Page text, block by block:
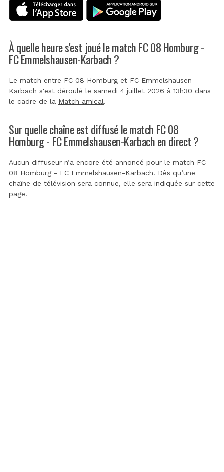
À quelle heure s'est joué le match FC 08 Homburg -
FC Emmelshausen-Karbach ?
Le match entre FC 08 Homburg et FC Emmelshausen-
Karbach s'est déroulé le samedi 4 juillet 2026 à 13h30 dans
le cadre de la Match amical.
Sur quelle chaîne est diffusé le match FC 08
Homburg - FC Emmelshausen-Karbach en direct ?
Aucun diffuseur n’a encore été annoncé pour le match FC
08 Homburg - FC Emmelshausen-Karbach. Dès qu’une
chaîne de télévision sera connue, elle sera indiquée sur cette
page.